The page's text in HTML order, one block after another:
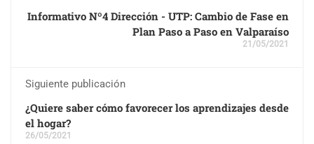
Informativo Nº4 Dirección - UTP: Cambio de Fase en
Plan Paso a Paso en Valparaíso
21/05/2021
Siguiente publicación
¿Quiere saber cómo favorecer los aprendizajes desde
el hogar?
26/05/2021